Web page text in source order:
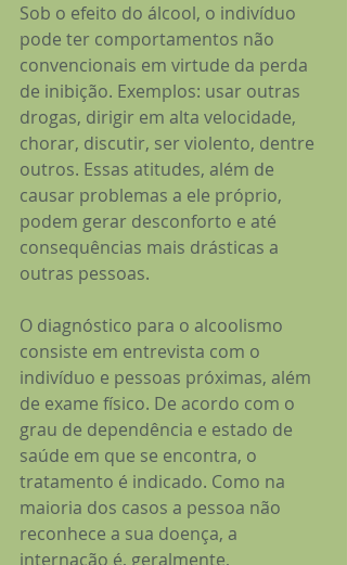
Sob o efeito do álcool, o indivíduo
pode ter comportamentos não
convencionais em virtude da perda
de inibição. Exemplos: usar outras
drogas, dirigir em alta velocidade,
chorar, discutir, ser violento, dentre
outros. Essas atitudes, além de
causar problemas a ele próprio,
podem gerar desconforto e até
consequências mais drásticas a
outras pessoas.
O diagnóstico para o alcoolismo
consiste em entrevista com o
indivíduo e pessoas próximas, além
de exame físico. De acordo com o
grau de dependência e estado de
saúde em que se encontra, o
tratamento é indicado. Como na
maioria dos casos a pessoa não
reconhece a sua doença, a
internação é, geralmente,